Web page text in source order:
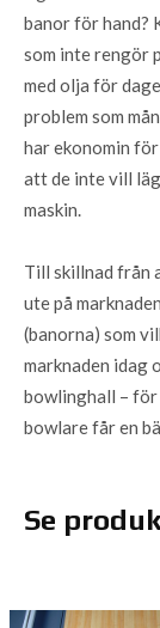
banor för hand?
som inte rengör
med olja för
problem som
har ekonomin
att de inte vill
maskin.
Till skillnad från
ute på
(banorna) som
marknaden idag
bowlinghall – för
bowlare får en
Se